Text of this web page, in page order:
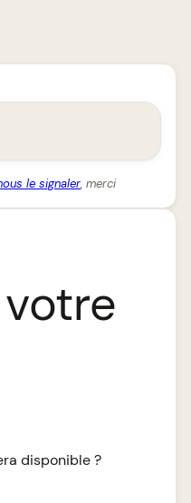
le signaler, merci
disponible ?